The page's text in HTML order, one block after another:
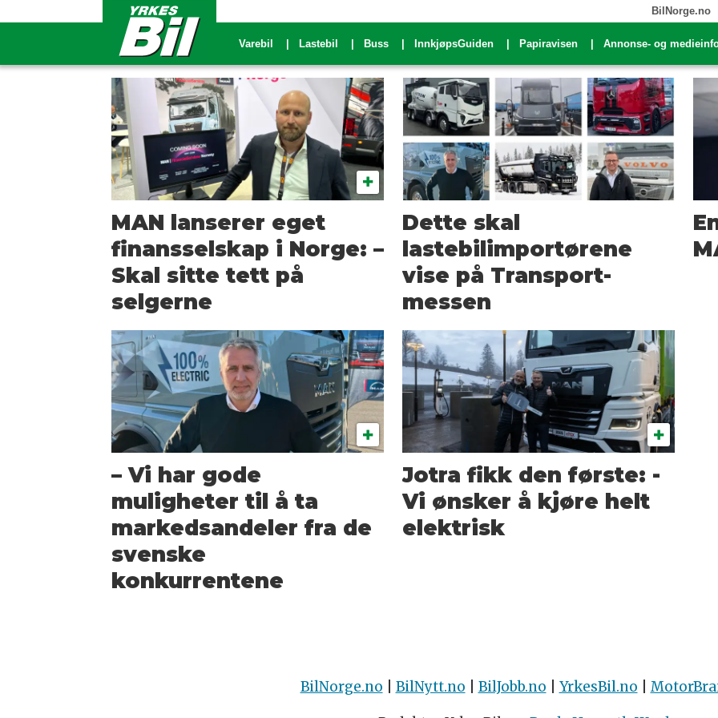
BilNorge.no
Varebil Lastebil Buss InnkjøpsGuiden Papiravisen Annonse- og
norge
MAN lanserer eget
finansselskap i Norge: –
Skal sitte tett på
selgerne
Dette skal
lastebilimportørene
vise på Transport-
messen
– Vi har gode
muligheter til å ta
markedsandeler fra de
svenske
konkurrentene
Jotra fikk den første: -
Vi ønsker å kjøre helt
elektrisk
BilNorge.no BilNytt.no BilJobb.no YrkesBil.no